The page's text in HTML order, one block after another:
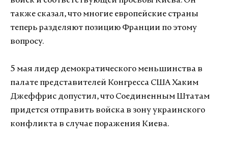
также сказал, что многие европейские страны
теперь разделяют позицию Франции по этому
вопросу.
5 мая лидер демократического меньшинства в
палате представителей Конгресса США Хаким
Джеффрис допустил, что Соединенным Штатам
придется отправить войска в зону украинского
конфликта в случае поражения Киева.